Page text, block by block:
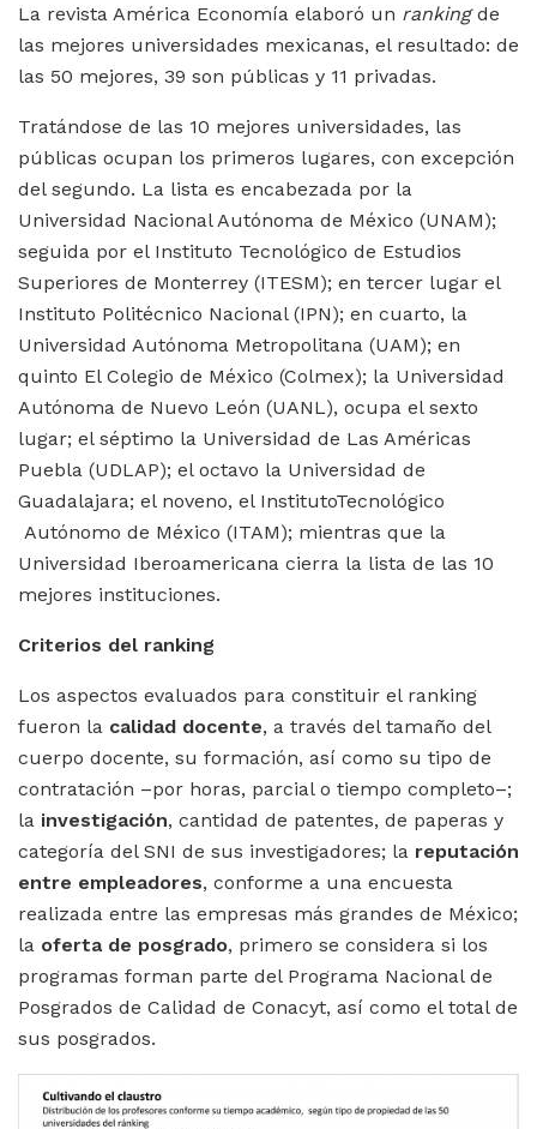
La revista América Economía elaboró un rankingde
las mejores universidades mexicanas, el resultado: de
las 50 mejores, 39 son públicas y 11 privadas.
Tratándose de las 10 mejores universidades, las
públicas ocupan los primeros lugares, con excepción
del segundo. La lista es encabezada por la
Universidad Nacional Autónoma de México (UNAM);
seguida por el Instituto Tecnológico de Estudios
Superiores de Monterrey (ITESM); en tercer lugar el
Instituto Politécnico Nacional (IPN); en cuarto, la
Universidad Autónoma Metropolitana (UAM); en
quinto El Colegio de México (Colmex); la Universidad
Autónoma de Nuevo León (UANL), ocupa el sexto
lugar; el séptimo la Universidad de Las Américas
Puebla (UDLAP); el octavo la Universidad de
Guadalajara; el noveno, el InstitutoTecnológico
Autónomo de México (ITAM); mientras que la
Universidad Iberoamericana cierra la lista de las 10
mejores instituciones.
Criterios del ranking
Los aspectos evaluados para constituir el ranking
fueron la calidad docente, a través del tamaño del
cuerpo docente, su formación, así como su tipo de
contratación –por horas, parcial o tiempo completo–;
la investigación, cantidad de patentes, de paperas y
categoría del SNI de sus investigadores; la reputación
entre empleadores, conforme a una encuesta
realizada entre las empresas más grandes de México;
la oferta de posgrado, primero se considera si los
programas forman parte del Programa Nacional de
Posgrados de Calidad de Conacyt, así como el total de
sus posgrados.